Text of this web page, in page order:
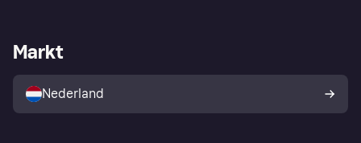
Winkeloverzicht
Kopersbescherming voor
consumenten
Zakelijke login
Markt
Nederland